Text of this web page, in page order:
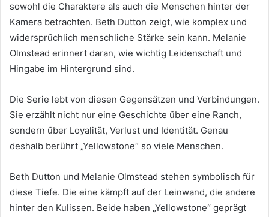
sowohl die Charaktere als auch die Menschen hinter der
Kamera betrachten. Beth Dutton zeigt, wie komplex und
widersprüchlich menschliche Stärke sein kann. Melanie
Olmstead erinnert daran, wie wichtig Leidenschaft und
Hingabe im Hintergrund sind.
Die Serie lebt von diesen Gegensätzen und Verbindungen.
Sie erzählt nicht nur eine Geschichte über eine Ranch,
sondern über Loyalität, Verlust und Identität. Genau
deshalb berührt „Yellowstone“ so viele Menschen.
Beth Dutton und Melanie Olmstead stehen symbolisch für
diese Tiefe. Die eine kämpft auf der Leinwand, die andere
hinter den Kulissen. Beide haben „Yellowstone“ geprägt